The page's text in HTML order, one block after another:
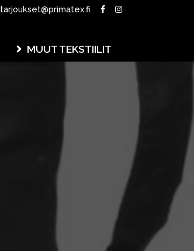
tarjoukset@primatex.fi
MUUT TEKSTIILIT